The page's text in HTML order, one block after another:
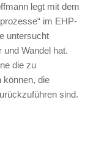
legt mit dem
im EHP-
untersucht
Wandel hat.
die zu
können, die
sind.